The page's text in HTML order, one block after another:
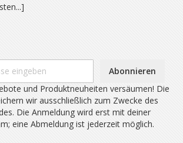
Abonnieren
und Produktneuheiten versäumen! Die
wir ausschließlich zum Zwecke des
Die Anmeldung wird erst mit deiner
eine Abmeldung ist jederzeit möglich.